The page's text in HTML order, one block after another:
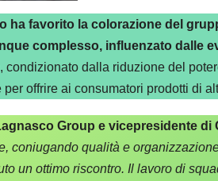
ha favorito la colorazione del
complesso, influenzato dalle
condizionato dalla riduzione del
per offrire ai consumatori prodotti di
Group e vicepresidente
coniugando qualità e
un ottimo riscontro. Il lavoro di